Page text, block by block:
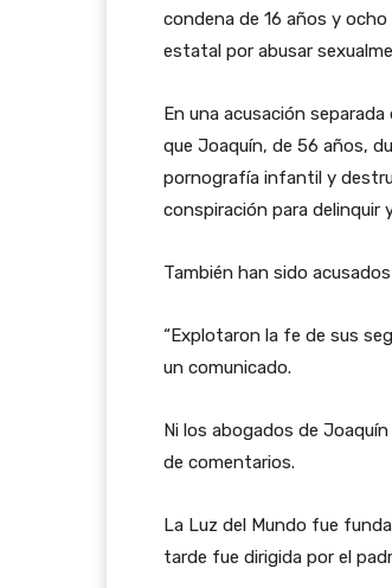
condena de 16 años y
estatal por abusar
En una acusación
que Joaquín, de 56 años,
pornografía infantil y
conspiración para delinquir
También han sido
“Explotaron la fe de sus
un comunicado.
Ni los abogados de
de comentarios.
La Luz del Mundo fue
tarde fue dirigida por el